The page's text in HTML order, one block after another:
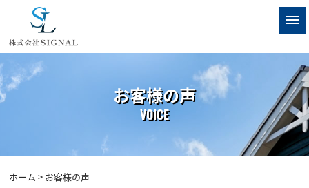
お客様の声
VOICE
ホーム > お客様の声